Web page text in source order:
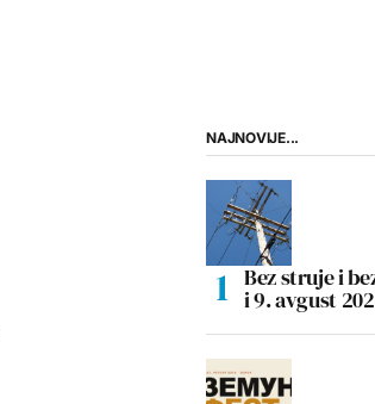
NAJNOVIJE...
Bez struje i
i 9. avgust